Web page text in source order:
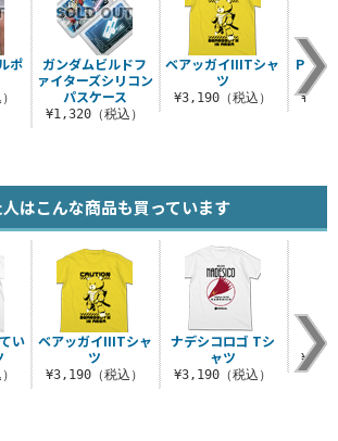
ガンダムビルドフ
ァイターズシリコン
パスケース
¥1,320（税込）
ベアッガイIIITシャ
ツ
¥3,190（税込）
PPSE
ポ
はこんな商品も買っています
ベアッガイIIITシャ
ツ
¥3,190（税込）
ナデシコロゴ Tシ
ャツ
¥3,190（税込）
坊
い